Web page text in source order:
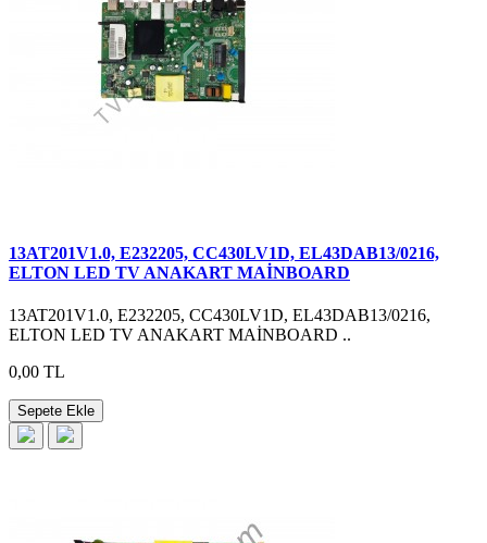
13AT201V1.0, E232205, CC430LV1D, EL43DAB13/0216,
ELTON LED TV ANAKART MAİNBOARD
13AT201V1.0, E232205, CC430LV1D, EL43DAB13/0216,
ELTON LED TV ANAKART MAİNBOARD ..
0,00 TL
Sepete Ekle